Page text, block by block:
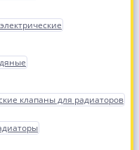
клапаны для радиаторов